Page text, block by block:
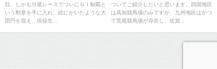
目、しかも引退レースでついにＧＩ制覇と
いう勲章を手に入れ、絵にかいたような大
団円を迎え、現役生...
ついてご紹介したいと思います。四国地区
は高知競馬場のみですが、九州地区はかつ
て荒尾競馬場が存在し、佐賀...